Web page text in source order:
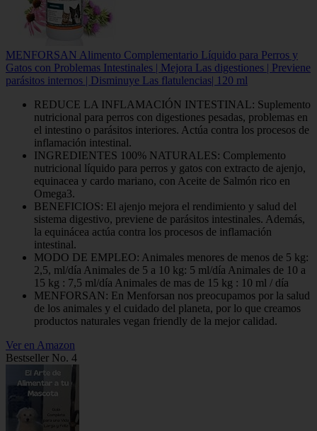
MENFORSAN Alimento Complementario Líquido para Perros y
Gatos con Problemas Intestinales | Mejora Las digestiones | Previene
parásitos internos | Disminuye Las flatulencias| 120 ml
REDUCE LA INFLAMACIÓN INTESTINAL: Suplemento
nutricional para perros con digestiones pesadas, problemas en
el intestino o parásitos interiores. Actúa contra los procesos de
inflamación intestinal.
INGREDIENTES 100% NATURALES: Complemento
nutricional líquido para perros y gatos con extracto de ajenjo,
equinacea y cardo mariano, con Aceite de Salmón rico en
Omega3.
BENEFICIOS: El ajenjo mejora el rendimiento y salud del
sistema digestivo, previene de parásitos intestinales. Además,
la equinácea actúa contra los procesos de inflamación
intestinal.
MODO DE EMPLEO: Animales menores de menos de 5 kg:
2,5, ml/día Animales de 5 a 10 kg: 5 ml/día Animales de 10 a
15 kg : 7,5 ml/día Animales de mas de 15 kg : 10 ml / día
MENFORSAN: En Menforsan nos preocupamos por la salud
de los animales y el cuidado del planeta, por lo que creamos
productos naturales vegan friendly de la mejor calidad.
Ver en Amazon
Bestseller No. 4